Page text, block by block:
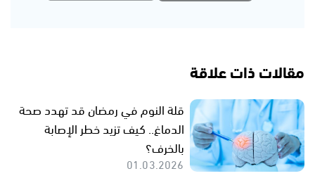
مقالات ذات علاقة
قلة النوم في رمضان قد تهدد صحة
الدماغ.. كيف تزيد خطر الإصابة
بالخرف؟
01.03.2026